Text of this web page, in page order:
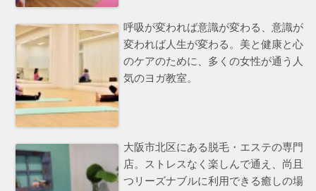
呼吸が変われば意識が変わる、意識が
変われば人生が変わる。美と健康と心
のケアのために、多くの女性が通う人
気のヨガ教室。
大阪市北区にある脱毛・エステの専門
店。ストレスなく楽しんで通え、尚且
つリーズナブルに利用できる癒しの場